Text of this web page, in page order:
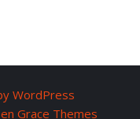
WordPress
Grace Themes